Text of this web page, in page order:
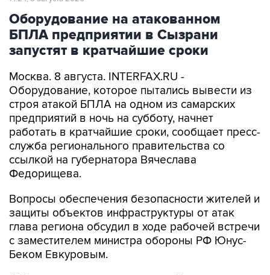
БПЛА предприятии в Сызрани
запустят в кратчайшие сроки
Москва. 8 августа. INTERFAX.RU -
строя атакой БПЛА на одном из самарских
предприятий в ночь на субботу, начнет
работать в кратчайшие сроки, сообщает пресс-
служба регионального правительства со
ссылкой на губернатора Вячеслава
Федорищева.
Вопросы обеспечения безопасности жителей и
глава региона обсудил в ходе рабочей встречи
с заместителем министра обороны РФ Юнус-
Беком Евкуровым.
"Обстановка у нас, как и во всей стране,